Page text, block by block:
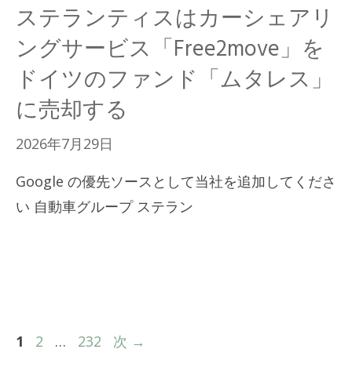
ステランティスはカーシェアリ
ングサービス「Free2move」を
ドイツのファンド「ムタレス」
に売却する
2026年7月29日
Google の優先ソースとして当社を追加してくださ
い 自動車グループ ステラン
ペ
1
ペ
2 …
ペ
232 次 →